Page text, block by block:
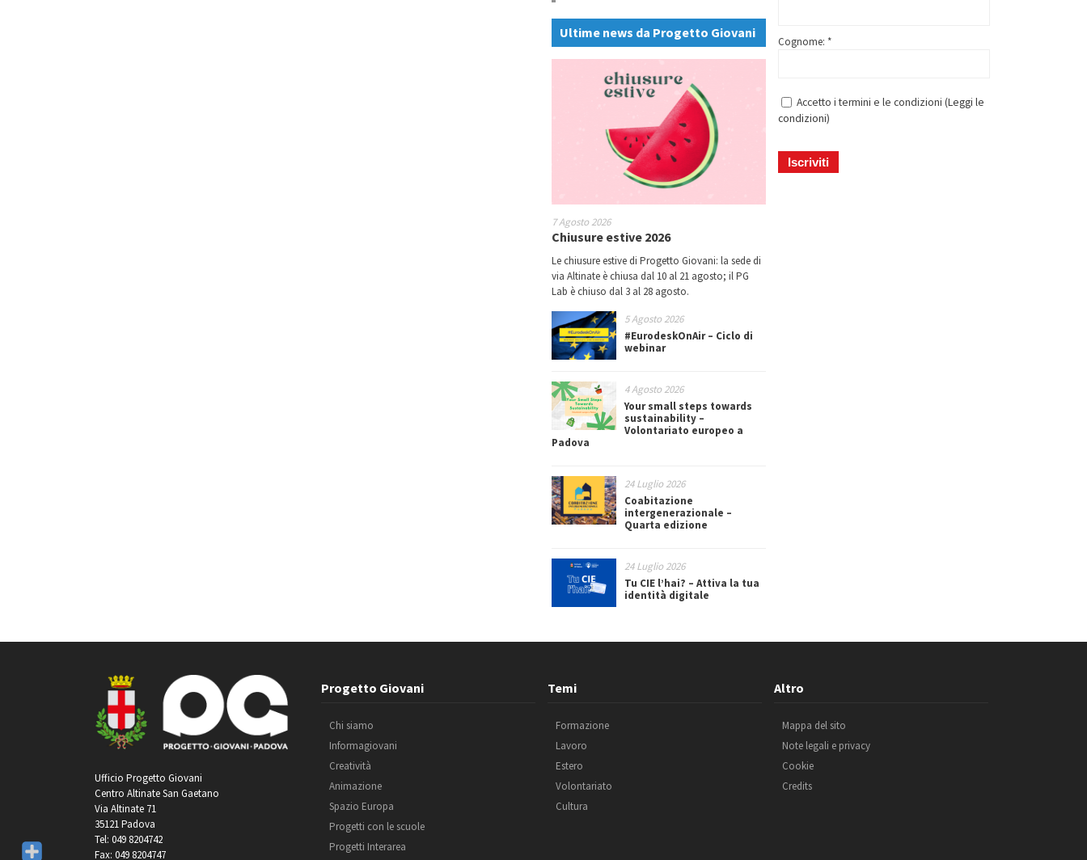
Ultime news da Progetto Giovani
7 Agosto 2026
Chiusure estive 2026
Le chiusure estive di Progetto Giovani: la sede di
via Altinate è chiusa dal 10 al 21 agosto; il PG
Lab è chiuso dal 3 al 28 agosto.
5 Agosto 2026
#EurodeskOnAir – Ciclo di
webinar
4 Agosto 2026
Your small steps towards
sustainability –
Volontariato europeo a
Padova
24 Luglio 2026
Coabitazione
intergenerazionale –
Quarta edizione
24 Luglio 2026
Tu CIE l’hai? – Attiva la tua
identità digitale
Cognome: *
Accetto i termini e le condizioni (Leggi le
condizioni)
Ufficio Progetto Giovani
Centro Altinate San Gaetano
Via Altinate 71
35121 Padova
Tel: 049 8204742
Fax: 049 8204747
Progetto Giovani
Chi siamo
Informagiovani
Creatività
Animazione
Spazio Europa
Progetti con le scuole
Progetti Interarea
Temi
Formazione
Lavoro
Estero
Volontariato
Cultura
Altro
Mappa del sito
Note legali e privacy
Cookie
Credits